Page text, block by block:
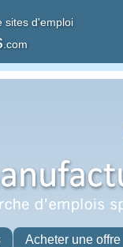
sites d'emploi
.com
Acheter une offre